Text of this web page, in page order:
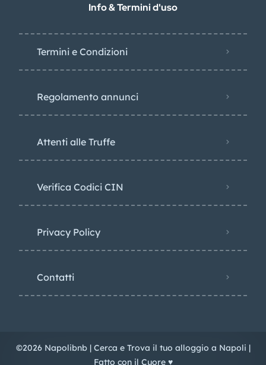
Info & Termini d'uso
Termini e Condizioni
Regolamento annunci
Attenti alle Truffe
Verifica Codici CIN
Privacy Policy​
Contatti
©2026 Napolibnb | Cerca e Trova il tuo alloggio a Napoli |
Fatto con il Cuore ♥